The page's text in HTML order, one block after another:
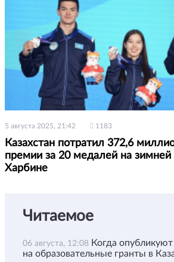
5 августа 2025, 21:42 1183
Казахстан потратил 372,6
премии за 20 медалей на зимней
Харбине
Читаемое
06 августа, 12:08 Когда
на образовательные гранты в